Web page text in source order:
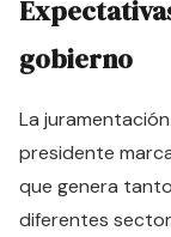
gobierno
La
presidente
que genera
diferentes